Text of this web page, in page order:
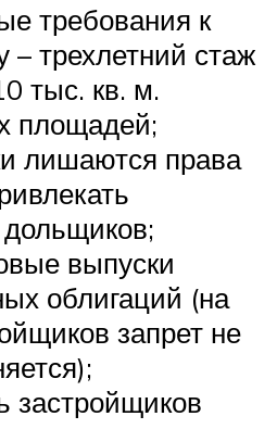
требования к
– трехлетний стаж
тыс. кв. м.
площадей;
лишаются права
выпуски
облигаций (на
запрет не
застройщиков